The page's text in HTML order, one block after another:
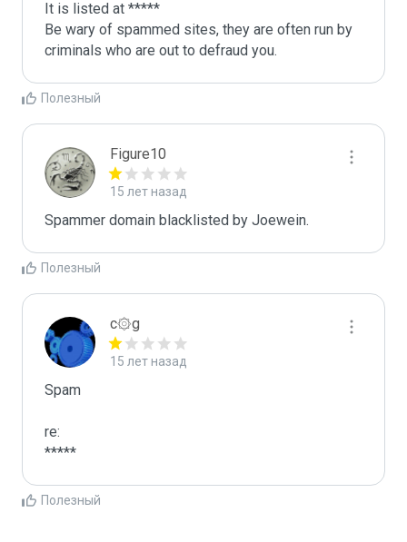
It is listed at *****
Be wary of spammed sites, they are often run by
criminals who are out to defraud you.
Полезный
Figure10
15 лет назад
Spammer domain blacklisted by Joewein.
Полезный
c۞g
15 лет назад
Spam
re:
*****
Полезный